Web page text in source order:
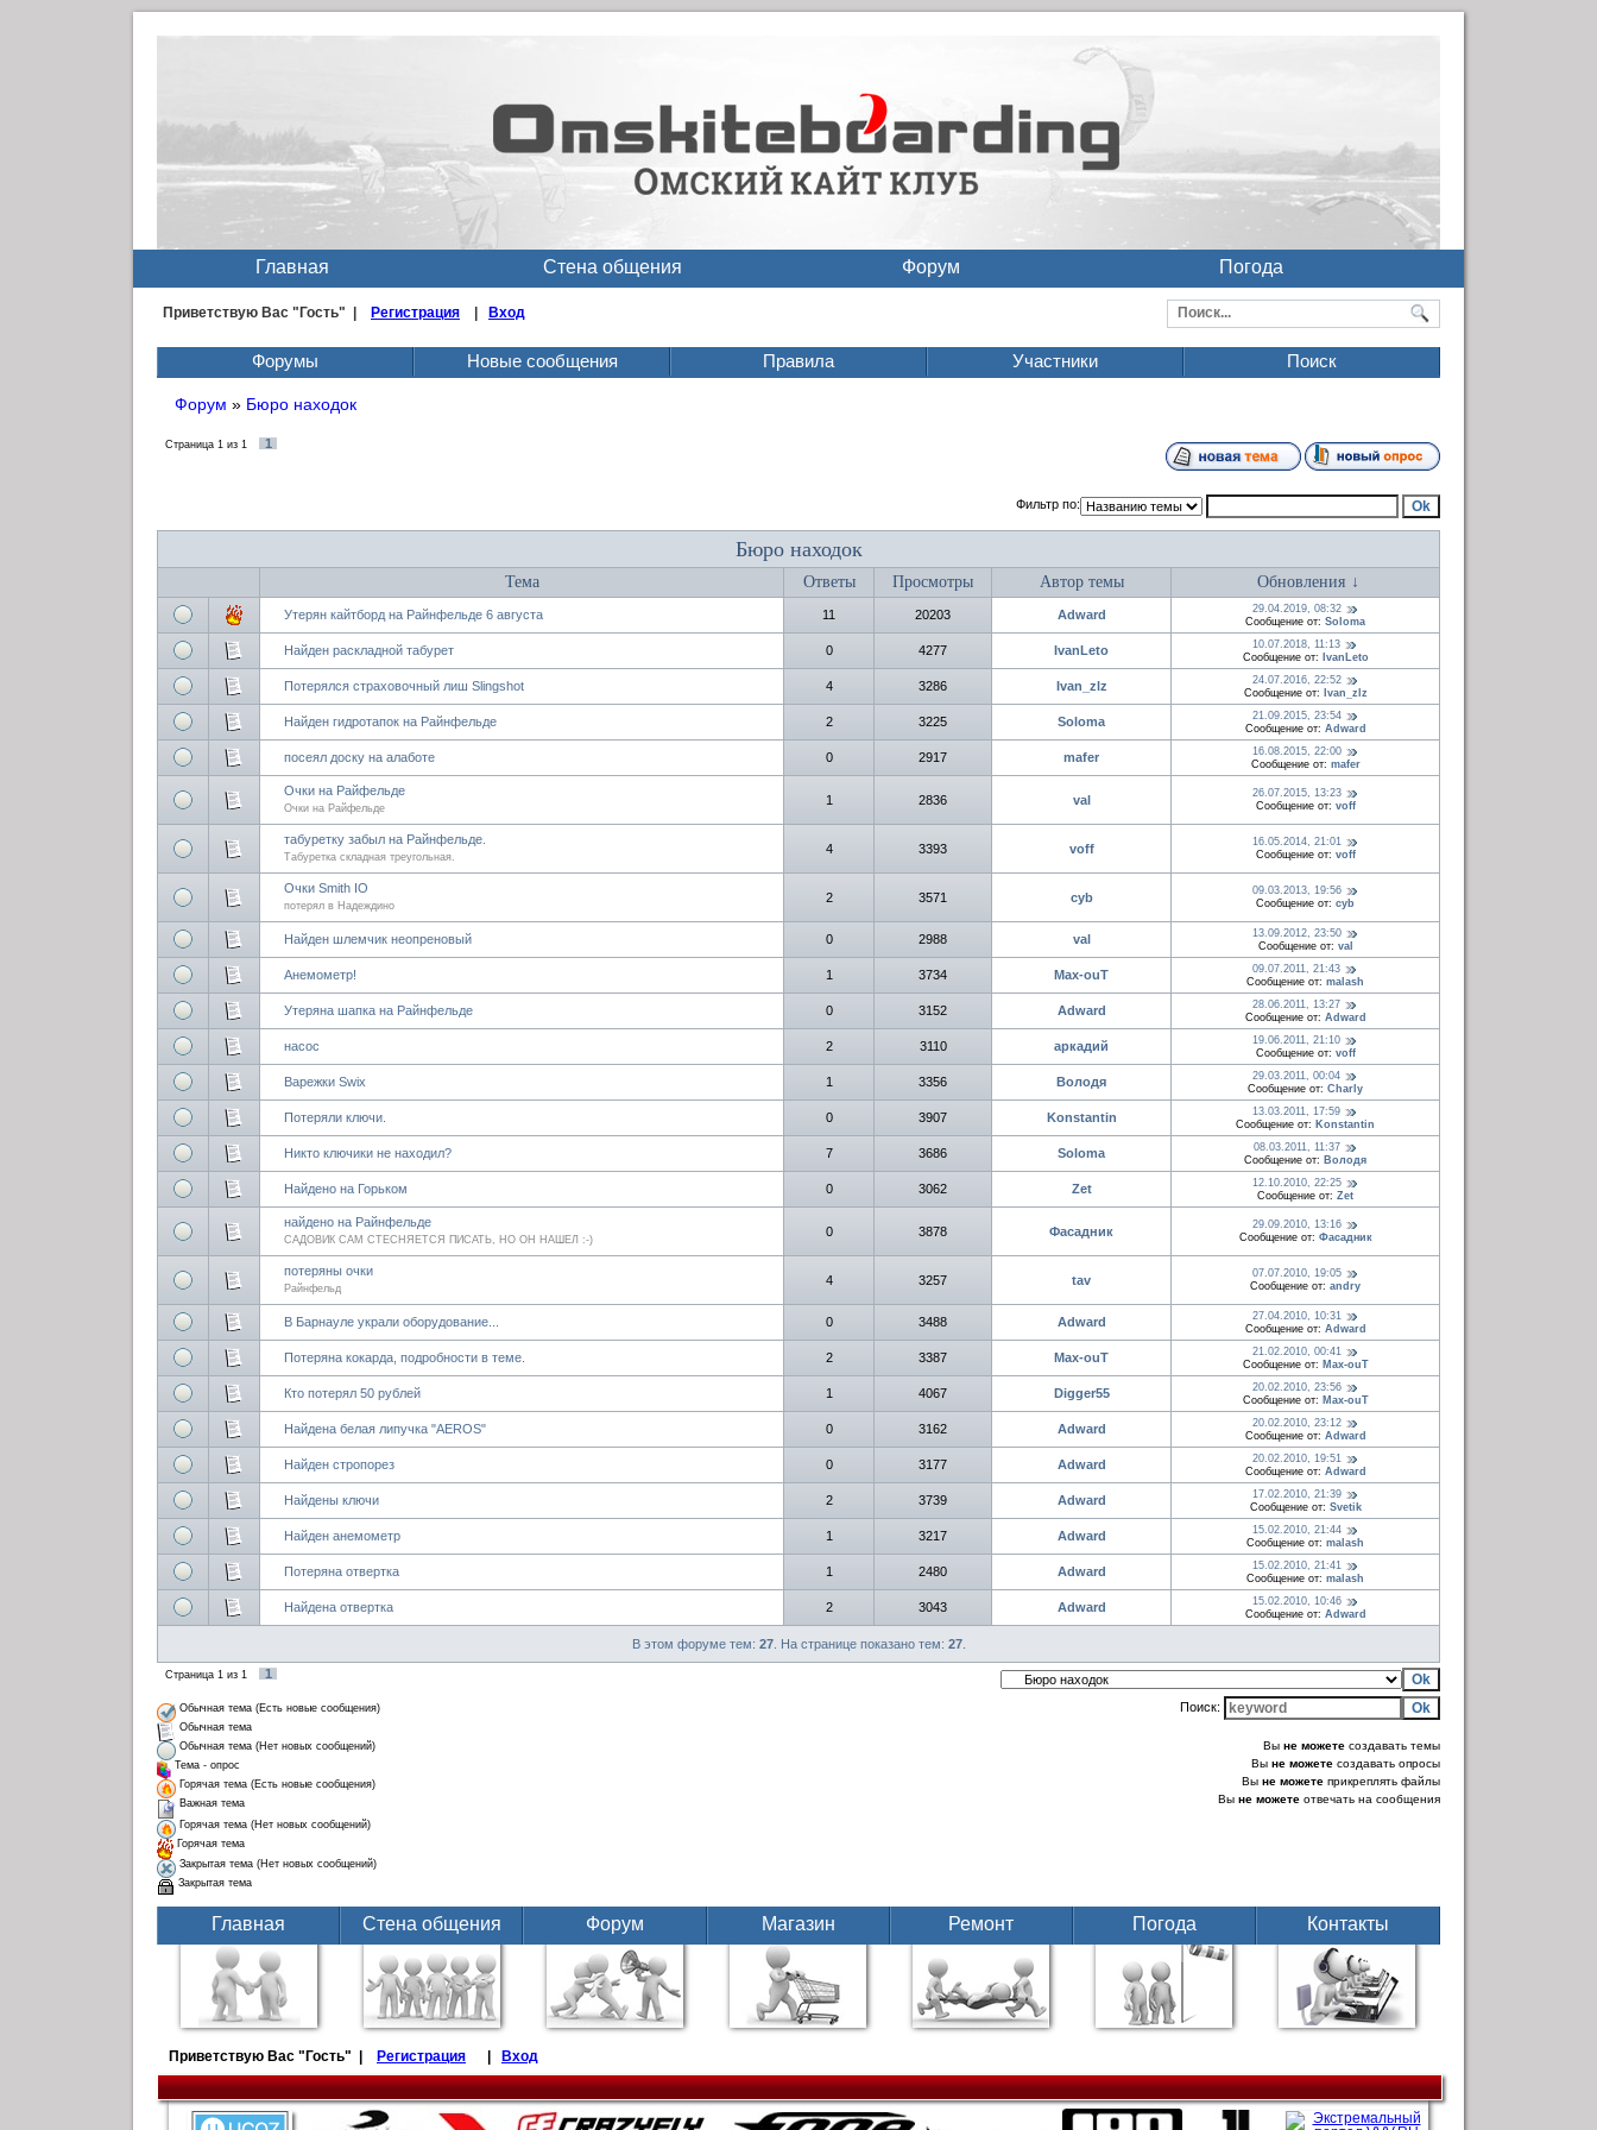
Главная Стена общения Форум Погода
Приветствую Вас "Гость" | Регистрация Вход
Форумы Новые сообщения Правила Участники Поиск
Форум » Бюро находок
Страница 1 из 1 1
Фильтр по:
Бюро находок
Тема Ответы Просмотры Автор темы Обновления ↓
Утерян кайтборд на Райнфельде 6 августа 11 20203 Adward
29.04.2019, 08:32
Сообщение от: Soloma
Найден раскладной табурет 0 4277 IvanLeto
10.07.2018, 11:13
Сообщение от:
IvanLeto
Потерялся страховочный лиш Slingshot 4 3286 Ivan_zlz
24.07.2016, 22:52
Сообщение от:
Ivan_zlz
Найден гидротапок на Райнфельде 2 3225 Soloma
21.09.2015, 23:54
Сообщение от: Adward
посеял доску на алаботе 0 2917 mafer
16.08.2015, 22:00
Сообщение от: mafer
Очки на Райфельде
Очки на Райфельде
1 2836 val
26.07.2015, 13:23
Сообщение от: voff
табуретку забыл на Райнфельде.
Табуретка складная треугольная.
4 3393 voff
16.05.2014, 21:01
Сообщение от: voff
Очки Smith IO
потерял в Надеждино
2 3571 cyb
09.03.2013, 19:56
Сообщение от: cyb
Найден шлемчик неопреновый 0 2988 val
13.09.2012, 23:50
Сообщение от: val
Анемометр! 1 3734 Max-ouT
09.07.2011, 21:43
Сообщение от: malash
Утеряна шапка на Райнфельде 0 3152 Adward
28.06.2011, 13:27
Сообщение от: Adward
насос 2 3110 аркадий
19.06.2011, 21:10
Сообщение от: voff
Варежки Swix 1 3356 Володя
29.03.2011, 00:04
Сообщение от: Charly
Потеряли ключи. 0 3907 Konstantin
13.03.2011, 17:59
Сообщение от: Konstantin
Никто ключики не находил? 7 3686 Soloma
08.03.2011, 11:37
Сообщение от: Володя
Найдено на Горьком 0 3062 Zet
12.10.2010, 22:25
Сообщение от: Zet
найдено на Райнфельде
САДОВИК САМ СТЕСНЯЕТСЯ ПИСАТЬ, НО ОН НАШЕЛ :-)
0 3878 Фасадник
29.09.2010, 13:16
Сообщение от: Фасадник
потеряны очки
Райнфельд
4 3257 tav
07.07.2010, 19:05
Сообщение от: andry
В Барнауле украли оборудование... 0 3488 Adward
27.04.2010, 10:31
Сообщение от: Adward
Потеряна кокарда, подробности в теме. 2 3387 Max-ouT
21.02.2010, 00:41
Сообщение от: Max-ouT
Кто потерял 50 рублей 1 4067 Digger55
20.02.2010, 23:56
Сообщение от: Max-ouT
Найдена белая липучка "AEROS" 0 3162 Adward
20.02.2010, 23:12
Сообщение от: Adward
Найден стропорез 0 3177 Adward
20.02.2010, 19:51
Сообщение от: Adward
Найдены ключи 2 3739 Adward
17.02.2010, 21:39
Сообщение от: Svetik
Найден анемометр 1 3217 Adward
15.02.2010, 21:44
Сообщение от: malash
Потеряна отвертка 1 2480 Adward
15.02.2010, 21:41
Сообщение от: malash
Найдена отвертка 2 3043 Adward
15.02.2010, 10:46
Сообщение от: Adward
В этом форуме тем: 27. На странице показано тем: 27.
Страница 1 из 1 1
Обычная тема (Есть новые сообщения)
Обычная тема
Обычная тема (Нет новых сообщений)
Тема - опрос
Горячая тема (Есть новые сообщения)
Важная тема
Горячая тема (Нет новых сообщений)
Горячая тема
Закрытая тема (Нет новых сообщений)
Закрытая тема
Поиск:
Вы не можете создавать темы
Вы не можете создавать опросы
Вы не можете прикреплять файлы
Вы не можете отвечать на сообщения
Главная Стена общения Форум Магазин Ремонт Погода Контакты
Приветствую Вас "Гость" | Регистрация Вход